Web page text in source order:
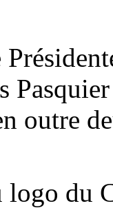
outre
du